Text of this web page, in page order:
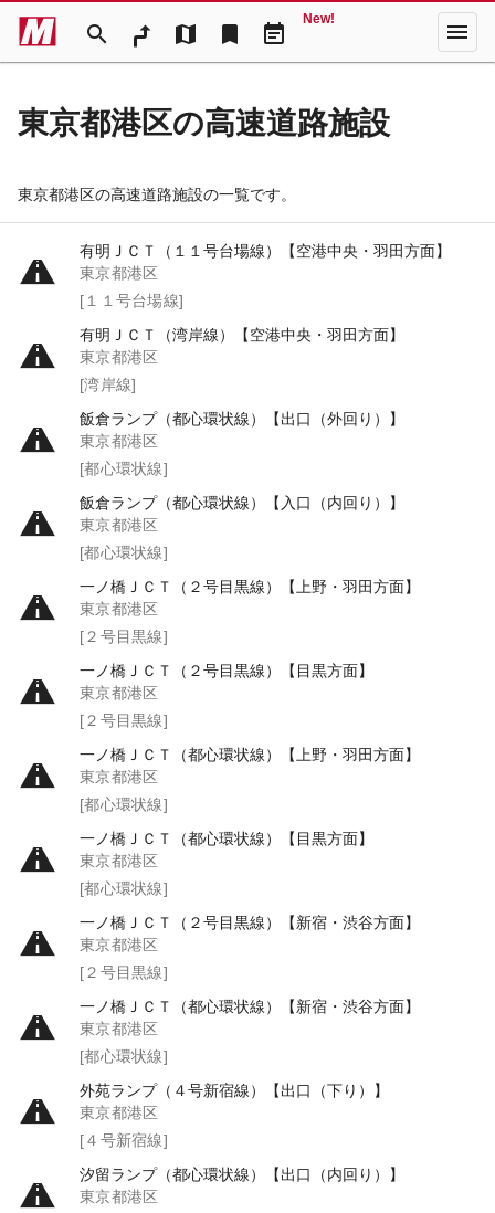
search map bookmark event_note
New! menu
東京都港区の高速道路施設
東京都港区の高速道路施設の一覧です。
有明ＪＣＴ（１１号台場線）【空港中央・羽田方面】
東京都港区
[１１号台場線]
有明ＪＣＴ（湾岸線）【空港中央・羽田方面】
東京都港区
[湾岸線]
飯倉ランプ（都心環状線）【出口（外回り）】
東京都港区
[都心環状線]
飯倉ランプ（都心環状線）【入口（内回り）】
東京都港区
[都心環状線]
一ノ橋ＪＣＴ（２号目黒線）【上野・羽田方面】
東京都港区
[２号目黒線]
一ノ橋ＪＣＴ（２号目黒線）【目黒方面】
東京都港区
[２号目黒線]
一ノ橋ＪＣＴ（都心環状線）【上野・羽田方面】
東京都港区
[都心環状線]
一ノ橋ＪＣＴ（都心環状線）【目黒方面】
東京都港区
[都心環状線]
一ノ橋ＪＣＴ（２号目黒線）【新宿・渋谷方面】
東京都港区
[２号目黒線]
一ノ橋ＪＣＴ（都心環状線）【新宿・渋谷方面】
東京都港区
[都心環状線]
外苑ランプ（４号新宿線）【出口（下り）】
東京都港区
[４号新宿線]
汐留ランプ（都心環状線）【出口（内回り）】
東京都港区